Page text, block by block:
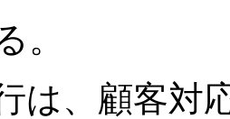
。
は、顧客対